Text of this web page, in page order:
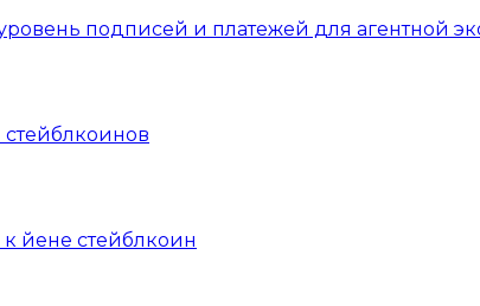
подписей и платежей для агентной
йене стейблкоин